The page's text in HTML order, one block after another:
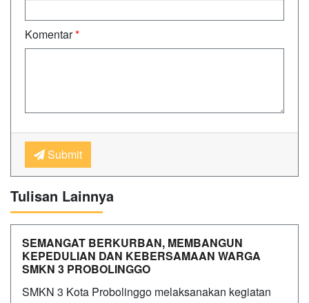
Komentar*
Submit
Tulisan Lainnya
SEMANGAT BERKURBAN, MEMBANGUN
KEPEDULIAN DAN KEBERSAMAAN WARGA
SMKN 3 PROBOLINGGO
SMKN 3 Kota Probolinggo melaksanakan kegiatan